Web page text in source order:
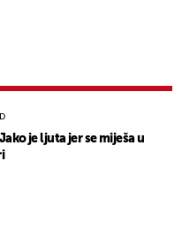
je ljuta jer se miješa u